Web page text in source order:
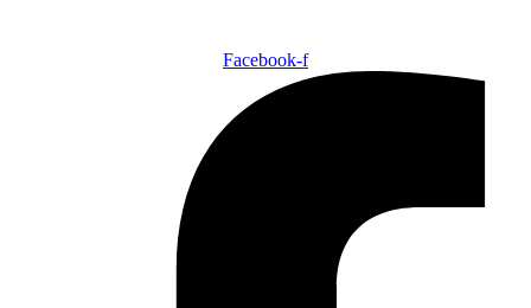
Facebook-f